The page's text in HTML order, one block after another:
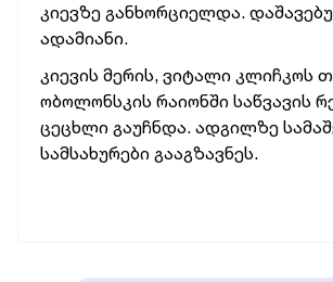
კიევზე განხორციელდა.
ადამიანი.
კიევის მერის, ვიტალი კლიჩკოს
ობოლონსკის რაიონში საწვავის
ცეცხლი გაუჩნდა. ადგილზე
სამსახურები გააგზავნეს.